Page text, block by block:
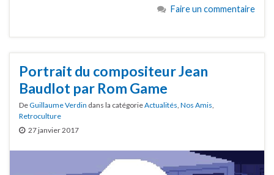
Faire un commentaire
Portrait du compositeur Jean
Baudlot par Rom Game
DeGuillaume Verdin dans la catégorieActualités Nos Amis
Retroculture
27 janvier 2017